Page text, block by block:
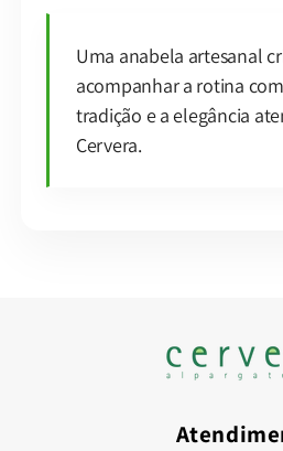
Uma anabela artesanal
acompanhar a rotina
tradição e a elegância
Cervera.